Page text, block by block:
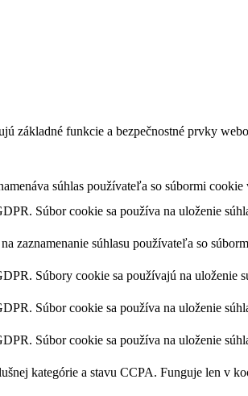
základné funkcie a bezpečnostné prvky
súhlas používateľa so súbormi
Súbor cookie sa používa na uloženie
zaznamenanie súhlasu používateľa so
Súbory cookie sa používajú na uloženie
Súbor cookie sa používa na uloženie
Súbor cookie sa používa na uloženie
kategórie a stavu CCPA. Funguje len v